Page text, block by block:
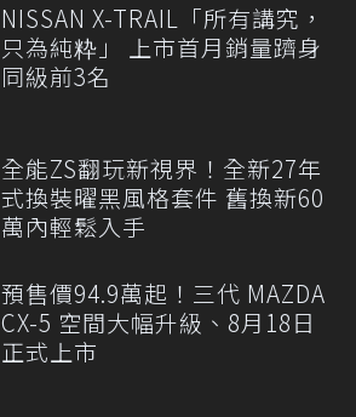
NISSAN X-TRAIL「所有講究，
只為純粋」 上市首月銷量躋身
同級前3名
全能ZS翻玩新視界！全新27年
式換裝曜黑風格套件 舊換新60
萬內輕鬆入手
預售價94.9萬起！三代 MAZDA
CX-5 空間大幅升級、8月18日
正式上市